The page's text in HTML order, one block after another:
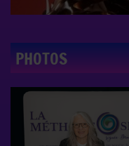
PHOTOS